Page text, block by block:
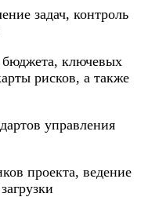
задач, контроль
бюджета, ключевых
рисков, а также
управления
проекта, ведение